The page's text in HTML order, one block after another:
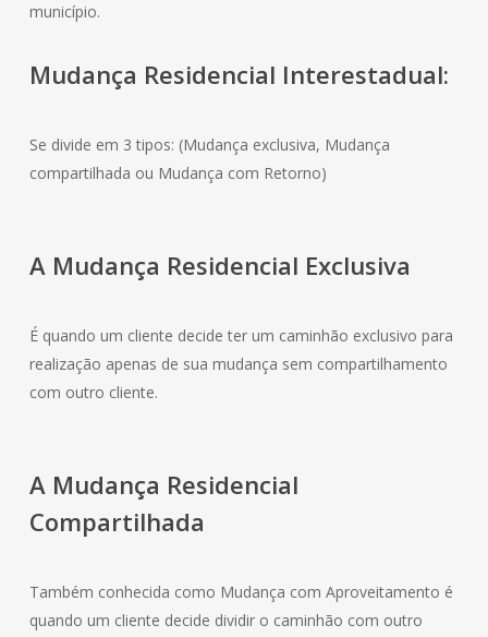
município.
Mudança Residencial Interestadual:
Se divide em 3 tipos: (Mudança exclusiva, Mudança
compartilhada ou Mudança com Retorno)
A Mudança Residencial Exclusiva
É quando um cliente decide ter um caminhão exclusivo para
realização apenas de sua mudança sem compartilhamento
com outro cliente.
A Mudança Residencial
Compartilhada
Também conhecida como Mudança com Aproveitamento é
quando um cliente decide dividir o caminhão com outro